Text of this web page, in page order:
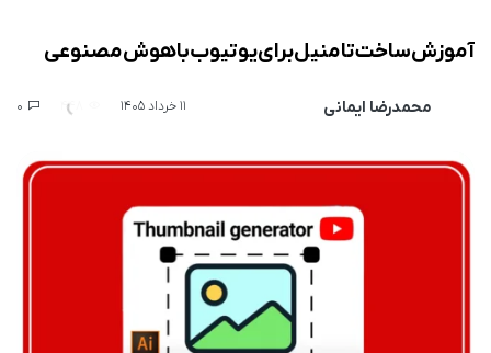
آموزش ساخت تامنیل برای یوتیوب با هوش مصنوعی
محمدرضا ایمانی 11 خرداد 1405